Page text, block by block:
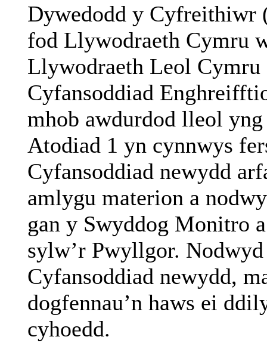
Dywedodd y Cyfreithiwr
fod Llywodraeth Cymru
Llywodraeth Leol Cymru
Cyfansoddiad
mhob awdurdod lleol yng
Atodiad 1 yn cynnwys
Cyfansoddiad newydd
amlygu materion a
gan y Swyddog Monitro
sylw’rPwyllgor. Nodwyd
Cyfansoddiad newydd,
dogfennau’n haws ei
cyhoedd.